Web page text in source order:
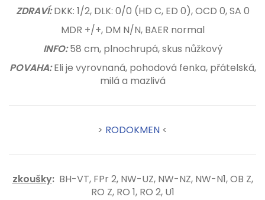
ZDRAVÍ:DKK: 1/2, DLK: 0/0 (HD C, ED 0), OCD 0, SA 0
MDR +/+, DM N/N, BAER normal
INFO:58 cm, plnochrupá, skus nůžkový
POVAHA:Eli je vyrovnaná, pohodová fenka, přátelská,
milá a mazlivá
> RODOKMEN <
zkoušky: BH-VT, FPr 2, NW-UZ, NW-NZ, NW-N1, OB Z,
RO Z, RO 1, RO 2, U1